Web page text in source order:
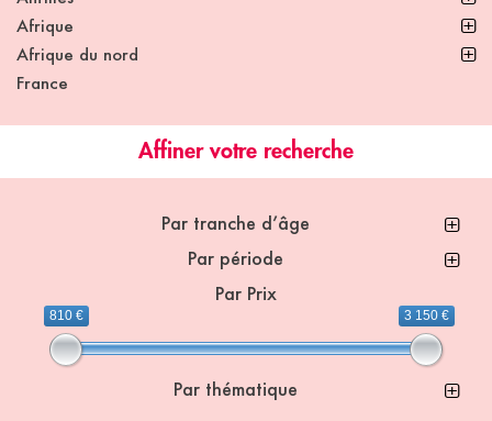
Afrique
Afrique du nord
France
Affiner votre recherche
Par tranche d’âge
Par période
Par Prix
810 € 3 150 €
Par thématique